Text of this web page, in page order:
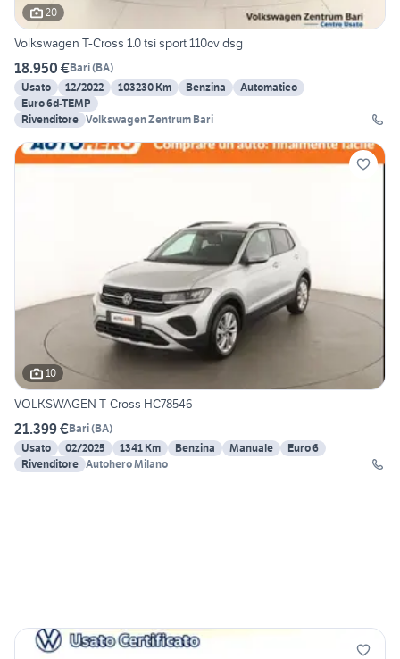
20
Volkswagen T-Cross 1.0 tsi sport 110cv dsg
18.950 €Bari(BA)
Usato
12/2022 103230 Km Benzina
Automatico
Euro 6d-TEMP
Rivenditore Volkswagen Zentrum Bari
10
VOLKSWAGEN T-Cross HC78546
21.399 €Bari(BA)
Usato
02/2025 1341 Km Benzina Manuale
Euro 6
Rivenditore Autohero Milano